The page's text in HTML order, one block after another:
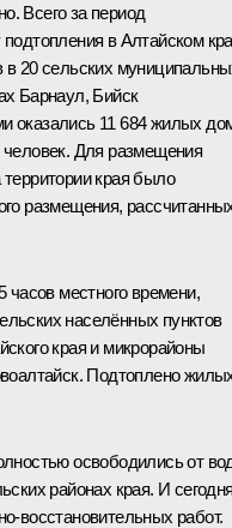
Всего за период
в Алтайском
в 20 сельских
Барнаул, Бийск
оказались 11 684 жилых
человек. Для размещения
территории края было
размещения,
часов местного времени,
населённых пунктов
края и микрорайоны
Подтоплено
освободились от
районах края. И
восстановительных работ.